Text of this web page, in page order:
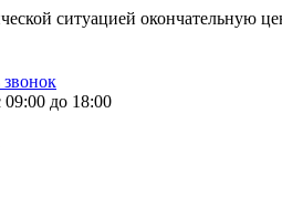
ситуацией окончательную
звонок
до 18:00